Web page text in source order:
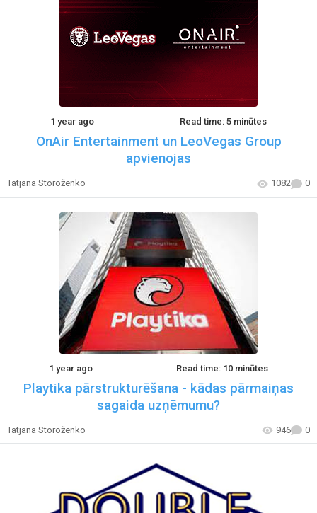
1 year ago Read time: 5 minūtes
OnAir Entertainment un LeoVegas Group
apvienojas
Tatjana Storoženko 1082 0
1 year ago Read time: 10 minūtes
Playtika pārstrukturēšana - kādas pārmaiņas
sagaida uzņēmumu?
Tatjana Storoženko 946 0